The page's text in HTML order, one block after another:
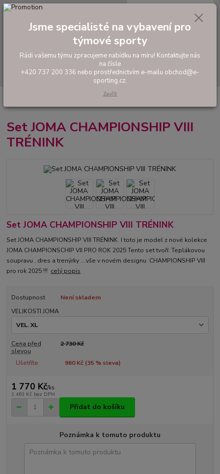
Hledat
tel: +420 737 200 336
0,00 Kč
Hráčské sety a soupravy
VIII TRÉNINK
Set JOMA CHAMPIONSHIP VIII
TRÉNINK
Set JOMA CHAMPIONSHIP VIII TRÉNINK
Set JOMA CHAMPIONSHIP VIII TRÉNINK I toto je model z nové kolekce
JOMA CHAMPIONSCHIP VII PRO ROK 2025 Tento set tvoří: Teplákovou
soupravu , dres a trenýrky ....vše v novém designu CHAMPIONSHIP VIII
pro rok 2025 !!! celý popis
Dostupnost
Není skladem
VELIKOSTI JOMA
Cena před
slevou
2 730 Kč
Ušetříte 960 Kč (35% sleva)
1 770 Kč/ks
1 463 Kč bez DPH
Přidat do košíku
Poznámka k tomuto produktu
Jsme specialisté na vybavení pro
týmové sporty
Rádi vašemu týmu zpracujeme nabídku na míru! Kontaktujte nás
na čísle
+420 737 200 336 nebo prostřednictvím e-mailu obchod@e-
sporting.cz.
Zavřít